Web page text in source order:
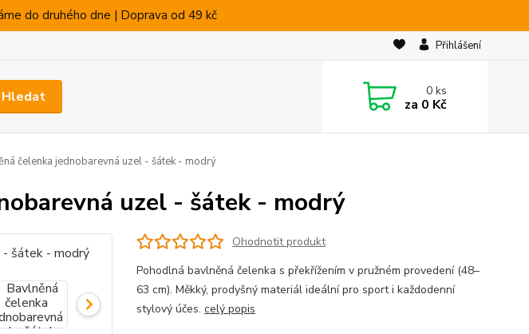
do druhého dne | Doprava od 49 kč
Přihlášení
Hledat 0ks
za 0 Kč
čelenka jednobarevná uzel - šátek - modrý
uzel - šátek - modrý
Ohodnotit produkt
Pohodlná bavlněná čelenka s překřížením v pružném provedení (48–
63 cm). Měkký, prodyšný materiál ideální pro sport i každodenní
stylový účes. celý popis